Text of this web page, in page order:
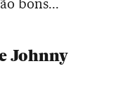
Johnny